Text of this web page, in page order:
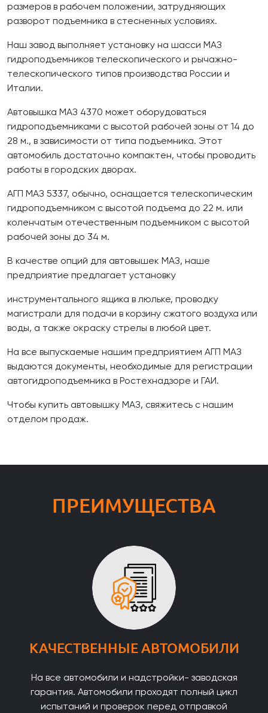
размеров в рабочем положении, затрудняющих
разворот подъемника в стесненных условиях.
Наш завод выполняет установку на шасси МАЗ
гидроподъемников телескопического и рычажно-
телескопического типов производства России и
Италии.
Автовышка МАЗ 4370 может оборудоваться
гидроподъемниками с высотой рабочей зоны от 14 до
28 м., в зависимости от типа подъемника. Этот
автомобиль достаточно компактен, чтобы проводить
работы в городских дворах.
АГП МАЗ 5337, обычно, оснащается телескопическим
гидроподъемником с высотой подъема до 22 м. или
коленчатым отечественным подъемником с высотой
рабочей зоны до 34 м.
В качестве опций для автовышек МАЗ, наше
предприятие предлагает установку
инструментального ящика в люльке, проводку
магистрали для подачи в корзину сжатого воздуха или
воды, а также окраску стрелы в любой цвет.
На все выпускаемые нашим предприятием АГП МАЗ
выдаются документы, необходимые для регистрации
автогидроподъемника в Ростехнадзоре и ГАИ.
Чтобы купить автовышку МАЗ, свяжитесь с нашим
отделом продаж.
ПРЕИМУЩЕСТВА
КАЧЕСТВЕННЫЕ АВТОМОБИЛИ
На все автомобили и надстройки- заводская
гарантия. Автомобили проходят полный цикл
испытаний и проверок перед отправкой